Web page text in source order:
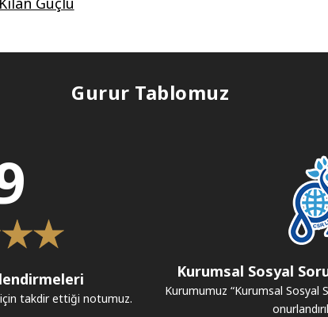
Gurur Tablomuz
takdir ettiği notumuz.
Kurumsal Sosyal
Kurumumuz “Kurumsal Sosyal